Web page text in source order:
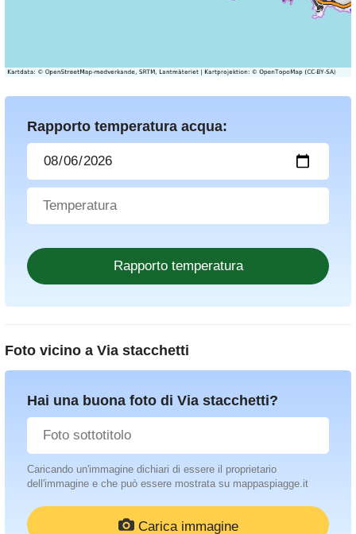
Rapporto temperatura acqua:
Foto vicino a Via stacchetti
Hai una buona foto di Via stacchetti?
Caricando un'immagine dichiari di essere il proprietario
dell'immagine e che può essere mostrata su mappaspiagge.it
Carica immagine